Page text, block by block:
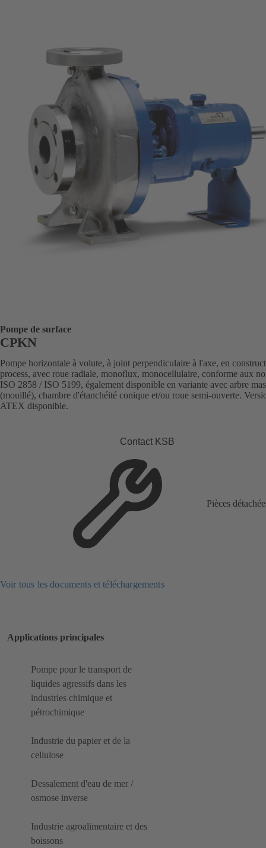
Pompe de surface
CPKN
Pompe horizontale à volute, à joint perpendiculaire à l'axe, en
process, avec roue radiale, monoflux, monocellulaire, conforme aux
ISO 2858 / ISO 5199, également disponible en variante avec arbre
(mouillé), chambre d'étanchéité conique et/ou roue semi-ouverte.
ATEX disponible.
Contact KSB
Pièces
Voir tous les documents et téléchargements
Applications principales
Pompe pour le transport de
liquides agressifs dans les
industries chimique et
pétrochimique
Industrie du papier et de la
cellulose
Dessalement d'eau de mer /
osmose inverse
Industrie agroalimentaire et des
boissons